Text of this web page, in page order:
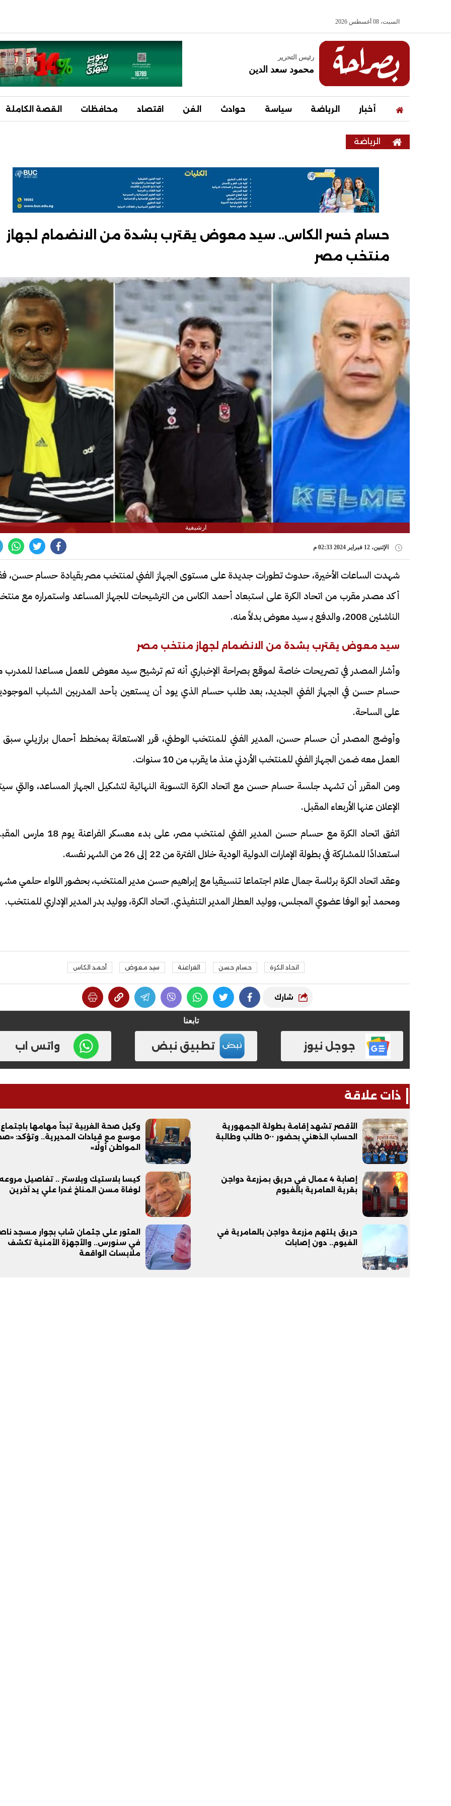
السبت، 08 أغسطس 2026
رئيس التحرير
محمود سعد الدين
أخبار الرياضة سياسة حوادث الفن اقتصاد محافظات القصة الكاملة
الرياضة
حسام خسر الكاس.. سيد معوض يقترب بشدة من الانضمام لجهاز
منتخب مصر
ارشيفية
الإثنين، 12 فبراير 2024 02:33 م
شهدت الساعات الأخيرة، حدوث تطورات جديدة على مستوى الجهاز الفني لمنتخب مصر بقيادة حسام حسن،
أكد مصدر مقرب من اتحاد الكرة على استبعاد أحمد الكاس من الترشيحات للجهاز المساعد واستمراره مع
الناشئين 2008، والدفع بـ سيد معوض بدلاً منه.
سيد معوض يقترب بشدة من الانضمام لجهاز منتخب مصر
وأشار المصدر في تصريحات خاصة لموقع بصراحة الإخباري أنه تم ترشيح سيد معوض للعمل مساعدا للمدرب
حسام حسن في الجهاز الفني الجديد، بعد طلب حسام الذي يود أن يستعين بأحد المدربين الشباب
على الساحة.
وأوضج المصدر أن حسام حسن، المدير الفني للمنتخب الوطني، قرر الاستعانة بمخطط أحمال برازيلي سبق
العمل معه ضمن الجهاز الفني للمنتخب الأردني منذ ما يقرب من 10 سنوات.
ومن المقرر أن تشهد جلسة حسام حسن مع اتحاد الكرة التسوية النهائية لتشكيل الجهاز المساعد، والتي
الإعلان عنها الأربعاء المقبل.
اتفق اتحاد الكرة مع حسام حسن المدير الفني لمنتخب مصر، على بدء معسكر الفراعنة
استعدادًا للمشاركة في بطولة الإمارات الدولية الودية خلال الفترة من 22 إلى 26 من الشهر نفسه.
وعقد اتحاد الكرة برئاسة جمال علام اجتماعا تنسيقيا مع إبراهيم حسن مدير المنتخب، بحضور اللواء حلمي
ومحمد أبو الوفا عضوي المجلس، ووليد العطار المدير التنفيذي. اتحاد الكرة، ووليد بدر المدير الإداري للمنتخب.
اتحاد الكرة حسام حسن الفراعنة سيد معوض أحمد الكاس
شارك
تابعنا
جوجل نيوز تطبيق نبض واتس اب
ذات علاقة
الأقصر تشهد إقامة بطولة الجمهورية
الحساب الذهني بحضور ٥٠٠ طالب وطالبة
وكيل صحة الغربية تبدأ مهامها باجتماع
موسع مع قيادات المديرية.. وتؤكد:
المواطن أولًا»
إصابة 4 عمال في حريق بمزرعة دواجن
بقرية العامرية بالفيوم
كيسا بلاستيك وبلاستر .. تفاصيل مروعه
لوفاة مسن المناخ غدرا علي يد آخرين
حريق يلتهم مزرعة دواجن بالعامرية في
الفيوم.. دون إصابات
العثور على جثمان شاب بجوار مسجد
في سنورس.. والأجهزة الأمنية تكشف
ملابسات الواقعة
الوداع الأخير.. دفن جثامين الضحايا
مليون جنيه
تصدره التريند| فيديو